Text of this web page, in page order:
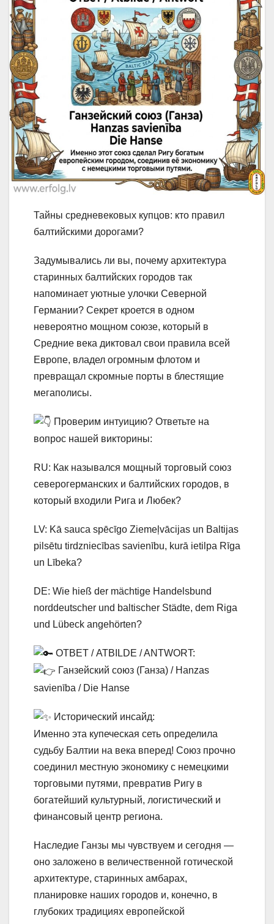
Тайны средневековых купцов: кто правил
балтийскими дорогами?
Задумывались ли вы, почему архитектура
старинных балтийских городов так
напоминает уютные улочки Северной
Германии? Секрет кроется в одном
невероятно мощном союзе, который в
Средние века диктовал свои правила всей
Европе, владел огромным флотом и
превращал скромные порты в блестящие
мегаполисы.
Проверим интуицию? Ответьте на
вопрос нашей викторины:
RU: Как назывался мощный торговый союз
северогерманских и балтийских городов, в
который входили Рига и Любек?
LV: Kā sauca spēcīgo Ziemeļvācijas un Baltijas
pilsētu tirdzniecības savienību, kurā ietilpa Rīga
un Lībeka?
DE: Wie hieß der mächtige Handelsbund
norddeutscher und baltischer Städte, dem Riga
und Lübeck angehörten?
ОТВЕТ / ATBILDE / ANTWORT:
Ганзейский союз (Ганза) / Hanzas
savienība / Die Hanse
Исторический инсайд:
Именно эта купеческая сеть определила
судьбу Балтии на века вперед! Союз прочно
соединил местную экономику с немецкими
торговыми путями, превратив Ригу в
богатейший культурный, логистический и
финансовый центр региона.
Наследие Ганзы мы чувствуем и сегодня —
оно заложено в величественной готической
архитектуре, старинных амбарах,
планировке наших городов и, конечно, в
глубоких традициях европейской